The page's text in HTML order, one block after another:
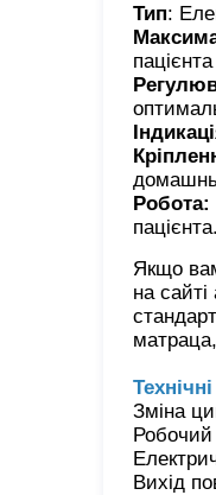
Тип:
Робота:
Якщо
на
Зміна
Робочий
Вихід